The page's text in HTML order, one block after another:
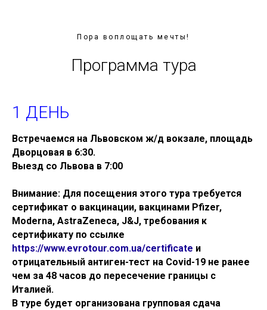
Пора воплощать мечты!
Программа тура
1 ДЕНЬ
Встречаемся на Львовском ж/д вокзале, площадь
Дворцовая в 6:30.
Выезд со Львова в 7:00
Внимание: Для посещения этого тура требуется
сертификат о вакцинации, вакцинами Pfizer,
Moderna, AstraZeneca, J&J, требования к
сертификату по ссылке
https://www.evrotour.com.ua/certificate и
отрицательный антиген-тест на Covid-19 не ранее
чем за 48 часов до пересечение границы с
Италией.
В туре будет организована групповая сдача